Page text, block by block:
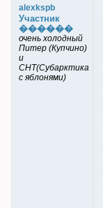
alexkspb
Участник
������
очень холодный
Питер (Купчино)
и
СНТ(Субарктика
с яблонями)